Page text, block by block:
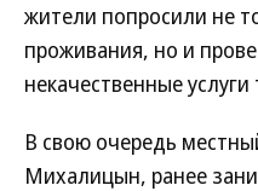
жители попросили не
проживания, но и
некачественные
В свою очередь
Михалицын, ранее